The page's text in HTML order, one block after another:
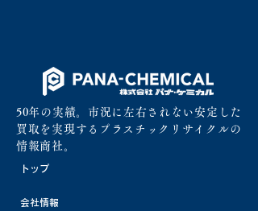
50年の実績。市況に左右されない安定した
買取を実現するプラスチックリサイクルの
情報商社。
トップ
会社情報